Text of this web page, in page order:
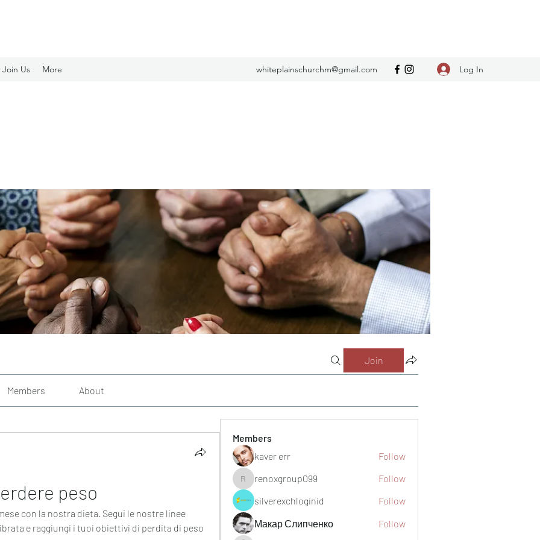
Join Us More whiteplainschurchm@gmail.com Log In
Join
Members About
peso
con la nostra dieta. Segui le nostre linee
e raggiungi i tuoi obiettivi di perdita di peso
Members
kaver err
Follow
renoxgroup099
renoxgroup099
Follow
silverexchloginid
Follow
Макар Слипченко
Follow